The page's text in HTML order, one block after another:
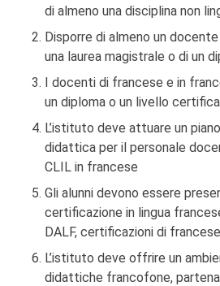
di almeno una disciplina non
Disporre di almeno un
una laurea magistrale o di un
I docenti di francese e in
un diploma o un livello
L’istituto deve attuare un
didattica per il personale
CLIL in francese
Gli alunni devono essere
certificazione in lingua
DALF, certificazioni di
L’istituto deve offrire un
didattiche francofone,